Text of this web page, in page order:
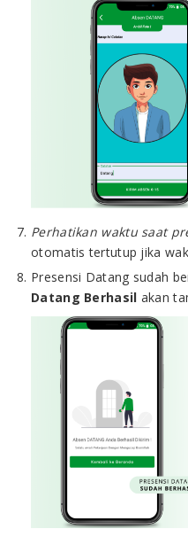
Perhatikan waktu saat
otomatis tertutup jika
Presensi Datang sudah
Datang Berhasil akan